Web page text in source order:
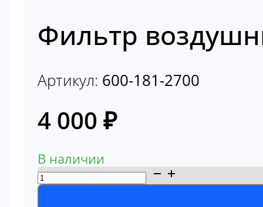
Фильтр
Артикул: 600-181-2700
4 000 ₽
В наличии
Количество
товара